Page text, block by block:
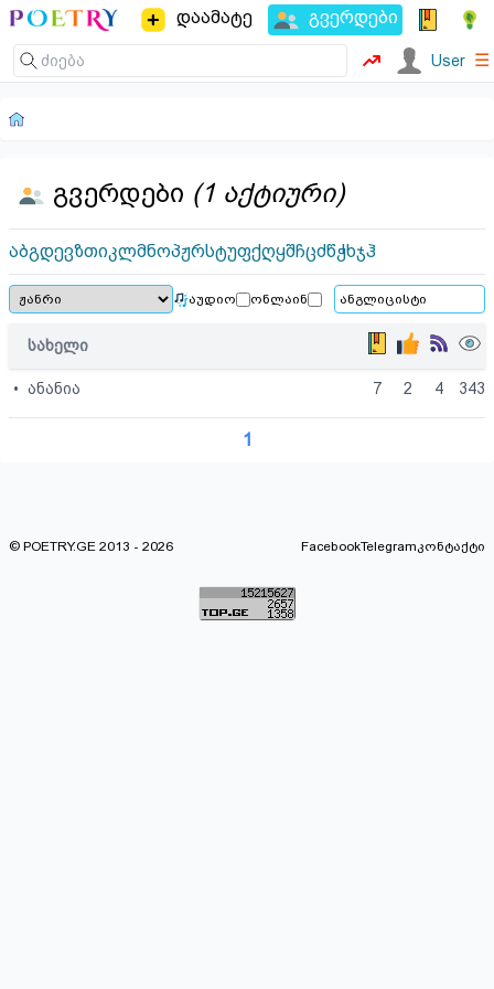
დაამატე გვერდები
User ☰
გვერდები (1 აქტიური)
აბგდევზთიკლმნოპჟრსტუფქღყშჩცძწჭხჯჰ
აუდიო ონლაინ
სახელი
• ანანია 7 2 4 343
1
© POETRY.GE 2013 - 2026 FacebookTelegramკონტაქტი